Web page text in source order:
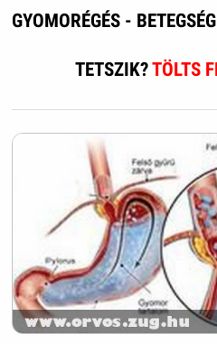
GYOMORÉGÉS -
TETSZIK?TÖLTS